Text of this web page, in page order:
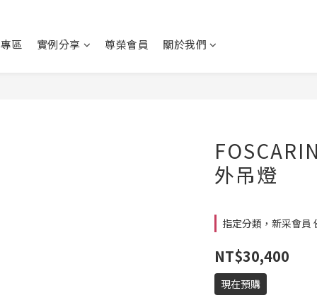
區 實例分享 尊榮會員 關於我們
外吊燈
指定分類，新采會員
NT$30,400
現在預購